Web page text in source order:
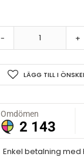
- +
LÄGG TILL I
Enkel betalning med